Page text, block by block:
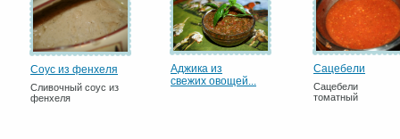
Соус из фенхеля
Сливочный соус из
фенхеля
Аджика из
свежих овощей...
Сацебели
Сацебели
томатный